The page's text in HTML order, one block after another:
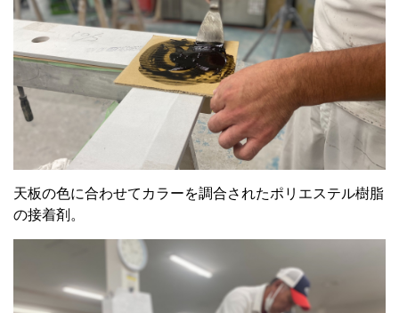
天板の色に合わせてカラーを調合されたポリエステル樹脂
の接着剤。